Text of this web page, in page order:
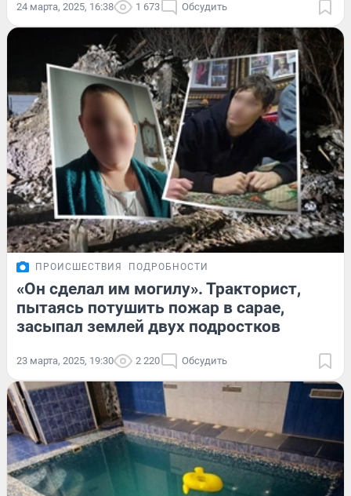
24 марта, 2025, 16:38 1 673 Обсудить
ПРОИСШЕСТВИЯ ПОДРОБНОСТИ
«Он сделал им могилу». Тракторист,
пытаясь потушить пожар в сарае,
засыпал землей двух подростков
23 марта, 2025, 19:30 2 220 Обсудить